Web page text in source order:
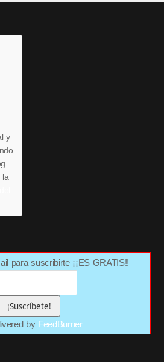
y
la
para suscribirte ¡¡ES GRATIS!!
by FeedBurner